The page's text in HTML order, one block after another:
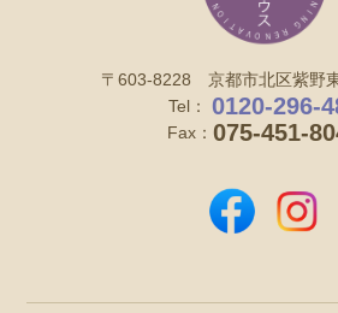
〒603-8228 京都市北区紫野
Tel：
0120-296-
Fax： 075-451-